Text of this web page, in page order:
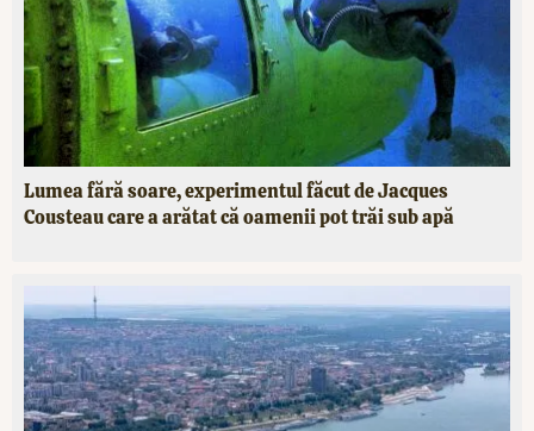
Lumea fără soare, experimentul făcut de Jacques
Cousteau care a arătat că oamenii pot trăi sub apă